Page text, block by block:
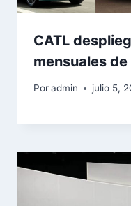
CATL
mensuales
Poradmin julio 5,